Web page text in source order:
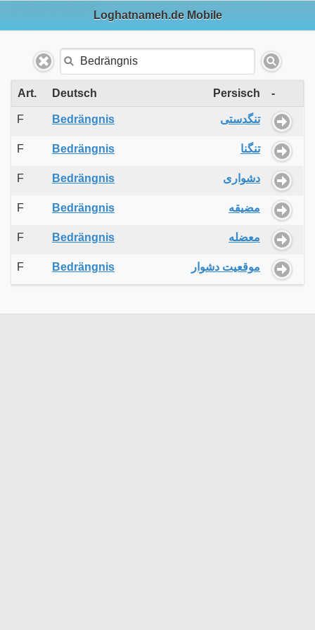
Loghatnameh.de Mobile
Art. Deutsch Persisch -
F Bedrängnis تنگدستی
F Bedrängnis تنگنا
F Bedrängnis دشواری
F Bedrängnis مضیقه
F Bedrängnis معضله
F Bedrängnis موقعیت دشوار